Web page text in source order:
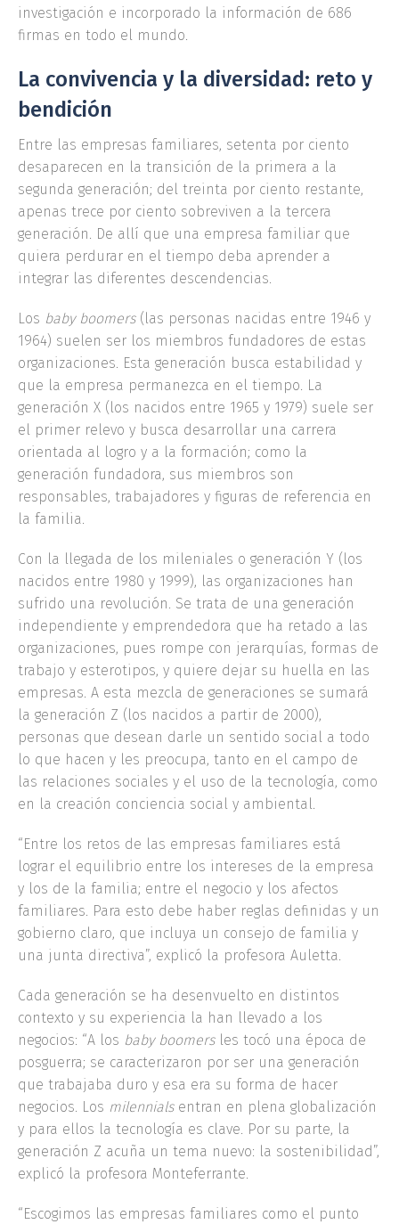
investigación e incorporado la información de 686
firmas en todo el mundo.
La convivencia y la diversidad: reto y
bendición
Entre las empresas familiares, setenta por ciento
desaparecen en la transición de la primera a la
segunda generación; del treinta por ciento restante,
apenas trece por ciento sobreviven a la tercera
generación. De allí que una empresa familiar que
quiera perdurar en el tiempo deba aprender a
integrar las diferentes descendencias.
Los baby boomers(las personas nacidas entre 1946 y
1964) suelen ser los miembros fundadores de estas
organizaciones. Esta generación busca estabilidad y
que la empresa permanezca en el tiempo. La
generación X (los nacidos entre 1965 y 1979) suele ser
el primer relevo y busca desarrollar una carrera
orientada al logro y a la formación; como la
generación fundadora, sus miembros son
responsables, trabajadores y figuras de referencia en
la familia.
Con la llegada de los mileniales o generación Y (los
nacidos entre 1980 y 1999), las organizaciones han
sufrido una revolución. Se trata de una generación
independiente y emprendedora que ha retado a las
organizaciones, pues rompe con jerarquías, formas de
trabajo y esterotipos, y quiere dejar su huella en las
empresas. A esta mezcla de generaciones se sumará
la generación Z (los nacidos a partir de 2000),
personas que desean darle un sentido social a todo
lo que hacen y les preocupa, tanto en el campo de
las relaciones sociales y el uso de la tecnología, como
en la creación conciencia social y ambiental.
“Entre los retos de las empresas familiares está
lograr el equilibrio entre los intereses de la empresa
y los de la familia; entre el negocio y los afectos
familiares. Para esto debe haber reglas definidas y un
gobierno claro, que incluya un consejo de familia y
una junta directiva”, explicó la profesora Auletta.
Cada generación se ha desenvuelto en distintos
contexto y su experiencia la han llevado a los
negocios: “A los baby boomers les tocó una época de
posguerra; se caracterizaron por ser una generación
que trabajaba duro y esa era su forma de hacer
negocios. Los milennialsentran en plena globalización
y para ellos la tecnología es clave. Por su parte, la
generación Z acuña un tema nuevo: la sostenibilidad”,
explicó la profesora Monteferrante.
“Escogimos las empresas familiares como el punto